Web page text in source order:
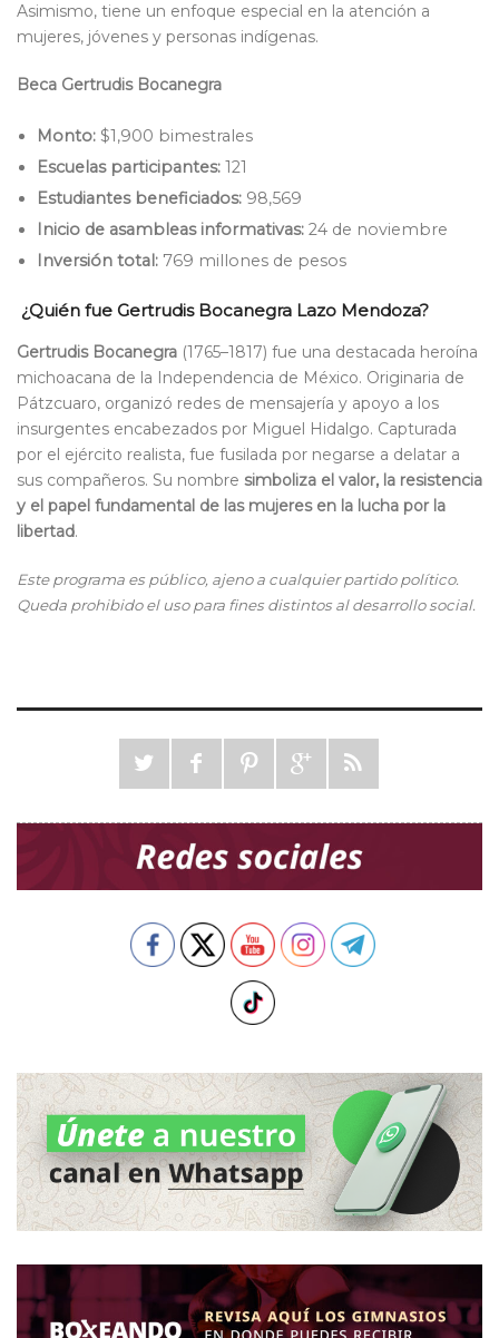
Asimismo, tiene un enfoque especial en la atención a
mujeres, jóvenes y personas indígenas.
Beca Gertrudis Bocanegra
Monto:$1,900 bimestrales
Escuelas participantes:121
Estudiantes beneficiados:98,569
Inicio de asambleas informativas:24 de noviembre
Inversión total:769 millones de pesos
¿Quién fue Gertrudis Bocanegra Lazo Mendoza?
Gertrudis Bocanegra (1765–1817) fue una destacada heroína
michoacana de la Independencia de México. Originaria de
Pátzcuaro, organizó redes de mensajería y apoyo a los
insurgentes encabezados por Miguel Hidalgo. Capturada
por el ejército realista, fue fusilada por negarse a delatar a
sus compañeros. Su nombre simboliza el valor, la resistencia
y el papel fundamental de las mujeres en la lucha por la
libertad.
Este programa es público, ajeno a cualquier partido político.
Queda prohibido el uso para fines distintos al desarrollo social.